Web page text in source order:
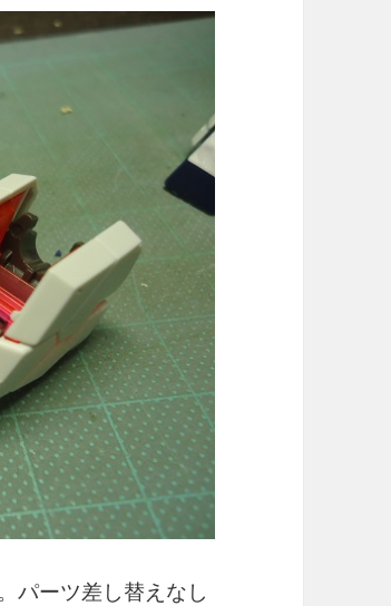
パーツ差し替えなし